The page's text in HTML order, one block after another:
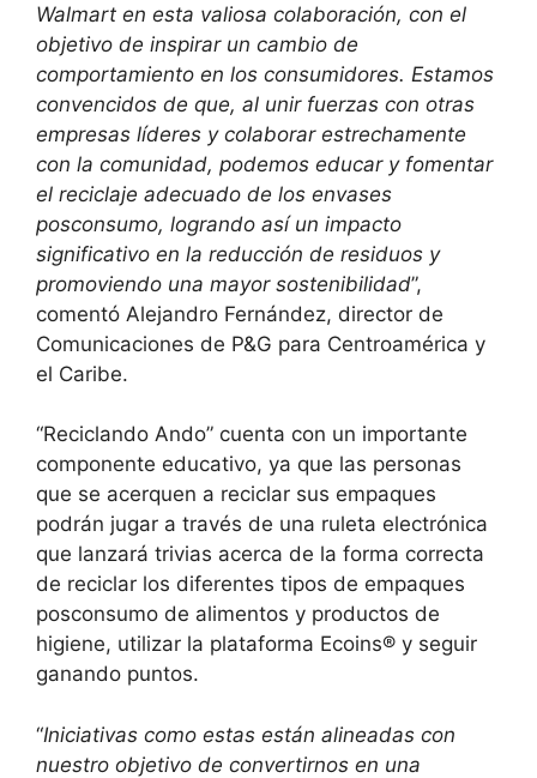
Walmart en esta valiosa colaboración, con el
objetivo de inspirar un cambio de
comportamiento en los consumidores. Estamos
convencidos de que, al unir fuerzas con otras
empresas líderes y colaborar estrechamente
con la comunidad, podemos educar y fomentar
el reciclaje adecuado de los envases
posconsumo, logrando así un impacto
significativo en la reducción de residuos y
promoviendo una mayor sostenibilidad”,
comentó Alejandro Fernández, director de
Comunicaciones de P&G para Centroamérica y
el Caribe.
“Reciclando Ando” cuenta con un importante
componente educativo, ya que las personas
que se acerquen a reciclar sus empaques
podrán jugar a través de una ruleta electrónica
que lanzará trivias acerca de la forma correcta
de reciclar los diferentes tipos de empaques
posconsumo de alimentos y productos de
higiene, utilizar la plataforma Ecoins® y seguir
ganando puntos.
“Iniciativas como estas están alineadas con
nuestro objetivo de convertirnos en una